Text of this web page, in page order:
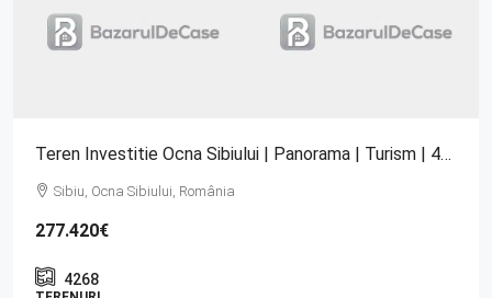
Teren Investitie Ocna Sibiului | Panorama | Turism | 4270 Mp
Sibiu, Ocna Sibiului, România
277.420€
4268